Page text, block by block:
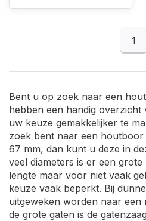
1
Bent u op zoek naar een
hebben een handig overzicht
uw keuze gemakkelijker te
zoek bent naar een houtboor
67 mm, dan kunt u deze in
veel diameters is er een
lengte maar voor niet vaak
keuze vaak beperkt. Bij
uitgeweken worden naar
de grote gaten is de